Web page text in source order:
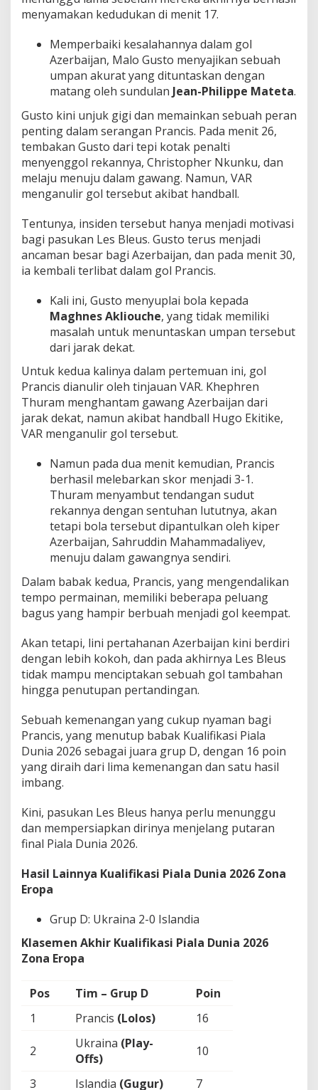
menyamakan kedudukan di menit 17.
Memperbaiki kesalahannya dalam gol
Azerbaijan, Malo Gusto menyajikan sebuah
umpan akurat yang dituntaskan dengan
matang oleh sundulan Jean-Philippe Mateta.
Gusto kini unjuk gigi dan memainkan sebuah peran
penting dalam serangan Prancis. Pada menit 26,
tembakan Gusto dari tepi kotak penalti
menyenggol rekannya, Christopher Nkunku, dan
melaju menuju dalam gawang. Namun, VAR
menganulir gol tersebut akibat handball.
Tentunya, insiden tersebut hanya menjadi motivasi
bagi pasukan Les Bleus. Gusto terus menjadi
ancaman besar bagi Azerbaijan, dan pada menit 30,
ia kembali terlibat dalam gol Prancis.
Kali ini, Gusto menyuplai bola kepada
Maghnes Akliouche, yang tidak memiliki
masalah untuk menuntaskan umpan tersebut
dari jarak dekat.
Untuk kedua kalinya dalam pertemuan ini, gol
Prancis dianulir oleh tinjauan VAR. Khephren
Thuram menghantam gawang Azerbaijan dari
jarak dekat, namun akibat handball Hugo Ekitike,
VAR menganulir gol tersebut.
Namun pada dua menit kemudian, Prancis
berhasil melebarkan skor menjadi 3-1.
Thuram menyambut tendangan sudut
rekannya dengan sentuhan lututnya, akan
tetapi bola tersebut dipantulkan oleh kiper
Azerbaijan, Sahruddin Mahammadaliyev,
menuju dalam gawangnya sendiri.
Dalam babak kedua, Prancis, yang mengendalikan
tempo permainan, memiliki beberapa peluang
bagus yang hampir berbuah menjadi gol keempat.
Akan tetapi, lini pertahanan Azerbaijan kini berdiri
dengan lebih kokoh, dan pada akhirnya Les Bleus
tidak mampu menciptakan sebuah gol tambahan
hingga penutupan pertandingan.
Sebuah kemenangan yang cukup nyaman bagi
Prancis, yang menutup babak Kualifikasi Piala
Dunia 2026 sebagai juara grup D, dengan 16 poin
yang diraih dari lima kemenangan dan satu hasil
imbang.
Kini, pasukan Les Bleus hanya perlu menunggu
dan mempersiapkan dirinya menjelang putaran
final Piala Dunia 2026.
Hasil Lainnya Kualifikasi Piala Dunia 2026 Zona
Eropa
Grup D: Ukraina 2-0 Islandia
Klasemen Akhir Kualifikasi Piala Dunia 2026
Zona Eropa
Pos Tim – Grup D
Poin
1
Prancis (Lolos) 16
2 Ukraina (Play-
Offs)
10
3 Islandia (Gugur) 7